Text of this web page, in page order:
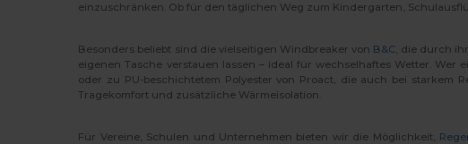
einzuschränken. Ob für den täglichen Weg zum Kindergarten,
Besonders beliebt sind die vielseitigen Windbreaker von B&C, die durch
eigenen Tasche verstauen lassen – ideal für wechselhaftes Wetter.
oder zu PU-beschichtetem Polyester von Proact, die auch bei starkem
Tragekomfort und zusätzliche Wärmeisolation.
Für Vereine, Schulen und Unternehmen bieten wir die Möglichkeit,